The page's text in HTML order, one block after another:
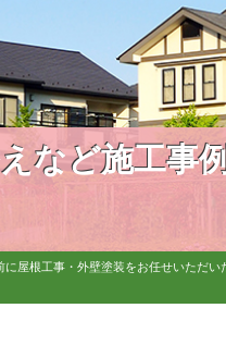
など施工事
屋根工事・外壁塗装をお任せいただい